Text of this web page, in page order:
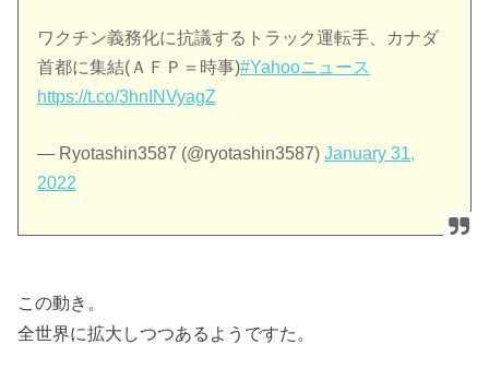
ワクチン義務化に抗議するトラック運転手、カナダ
首都に集結(ＡＦＰ＝時事)#Yahooニュース
https://t.co/3hnINVyagZ
— Ryotashin3587 (@ryotashin3587)January 31,
2022
この動き。
全世界に拡大しつつあるようですた。